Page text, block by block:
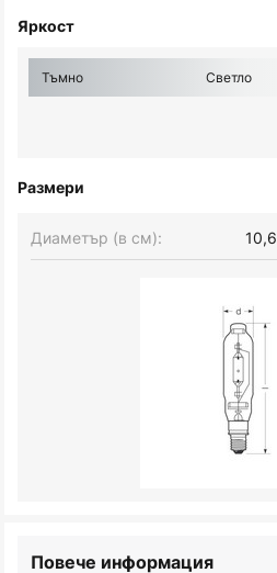
Яркост
Тъмно Светло
Размери
Диаметър (в см): 10,6
Повече информация